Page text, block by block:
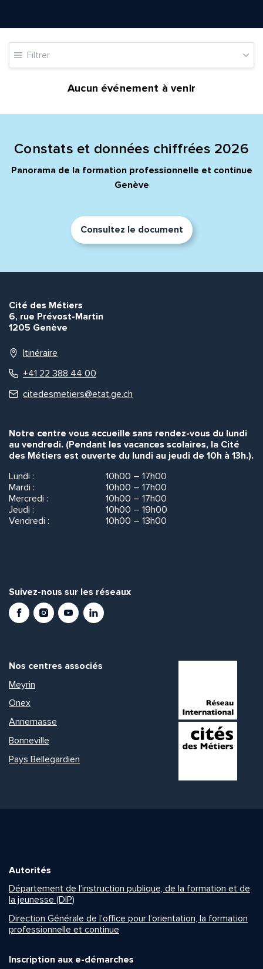
Filtrer
Aucun événement à venir
Constats et données chiffrées 2026
Panorama de la formation professionnelle et continue
Genève
Consultez le document
Cité des Métiers
6, rue Prévost-Martin
1205 Genève
Itinéraire
+41 22 388 44 00
citedesmetiers@etat.ge.ch
Notre centre vous accueille sans rendez-vous du lundi
au vendredi. (Pendant les vacances scolaires, la Cité
des Métiers est ouverte du lundi au jeudi de 10h à 13h.).
Lundi :
10h00 – 17h00
Mardi :
10h00 – 17h00
Mercredi :
10h00 – 17h00
Jeudi :
10h00 – 19h00
Vendredi :
10h00 – 13h00
Suivez-nous sur les réseaux
FacebookInstagramYoutubeLinkedIn
Nos centres associés
Meyrin
Onex
Annemasse
Bonneville
Pays Bellegardien
Autorités
Département de l’instruction publique, de la formation et de
la jeunesse (DIP)
Direction Générale de l’office pour l’orientation, la formation
professionnelle et continue
Inscription aux e-démarches
Prénom et nom*
Envoyer
Commentaire*
Envoyer